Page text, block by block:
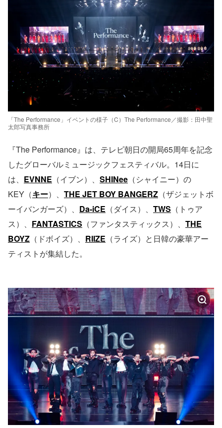
「The Performance」イベントの様子（C）The Performance／撮影：田中聖
太郎写真事務所
『The Performance』は、テレビ朝日の開局65周年を記念
したグローバルミュージックフェスティバル。14日に
は、 EVNNE （イブン）、 SHINee （シャイニー）の
KEY（キー）、 THE JET BOY BANGERZ （ザジェットボ
ーイバンガーズ）、 Da-iCE （ダイス）、 TWS （トゥア
ス）、 FANTASTICS （ファンタスティックス）、 THE
BOYZ （ドボイズ）、 RIIZE （ライズ）と日韓の豪華アー
ティストが集結した。